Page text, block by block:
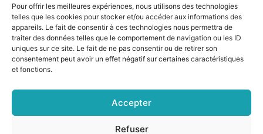
Pour offrir les meilleures expériences, nous utilisons des technologies
telles que les cookies pour stocker et/ou accéder aux informations des
appareils. Le fait de consentir à ces technologies nous permettra de
traiter des données telles que le comportement de navigation ou les ID
uniques sur ce site. Le fait de ne pas consentir ou de retirer son
consentement peut avoir un effet négatif sur certaines caractéristiques
et fonctions.
Accepter
Refuser
Aide
Nous contacter
Nous trouver
Préparer sa formation
Sessions garanties
Qualité & certification